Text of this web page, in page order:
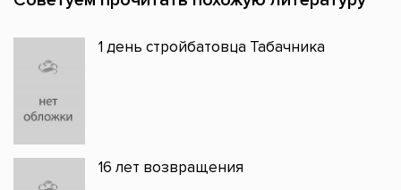
1 день стройбатовца Табачника
16 лет возвращения